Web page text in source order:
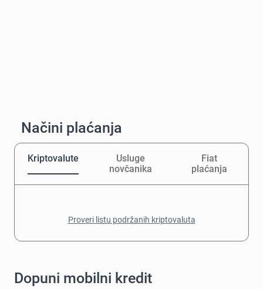
Načini plaćanja
Kriptovalute
Usluge
novčanika
Fiat
plaćanja
Proveri listu podržanih kriptovaluta
Dopuni mobilni kredit